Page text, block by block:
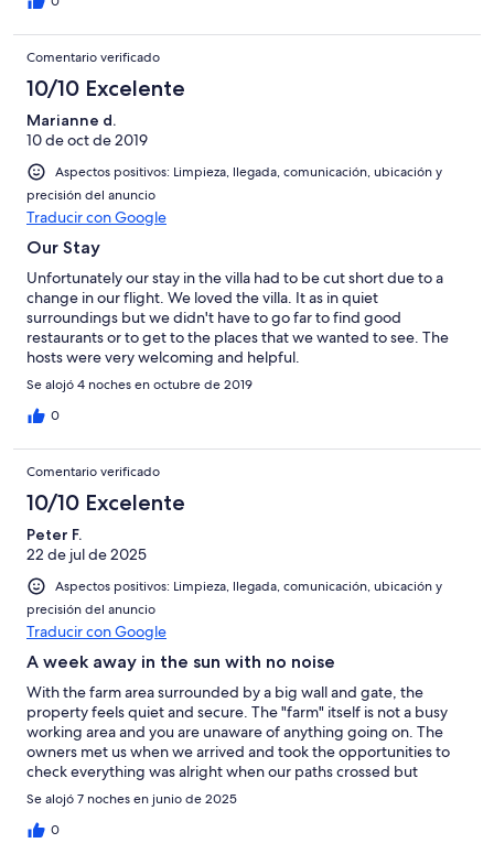
Comentario verificado
10/10 Excelente
Marianne d.
10 de oct de 2019
Aspectos positivos: Limpieza, llegada, comunicación, ubicación y
precisión del anuncio
Traducir con Google
Our Stay
Unfortunately our stay in the villa had to be cut short due to a
change in our flight. We loved the villa. It as in quiet
surroundings but we didn't have to go far to find good
restaurants or to get to the places that we wanted to see. The
hosts were very welcoming and helpful.
Se alojó 4 noches en octubre de 2019
0
Comentario verificado
10/10 Excelente
Peter F.
22 de jul de 2025
Aspectos positivos: Limpieza, llegada, comunicación, ubicación y
precisión del anuncio
Traducir con Google
A week away in the sun with no noise
With the farm area surrounded by a big wall and gate, the
property feels quiet and secure. The "farm" itself is not a busy
working area and you are unaware of anything going on. The
owners met us when we arrived and took the opportunities to
check everything was alright when our paths crossed but
otherwise we didn't see them. The swimming pool was a
massive 12m x 6m, spotless and cleaned and treated regularly
and was very welcome at 40C. Things to be aware of are that
Se alojó 7 noches en junio de 2025
0